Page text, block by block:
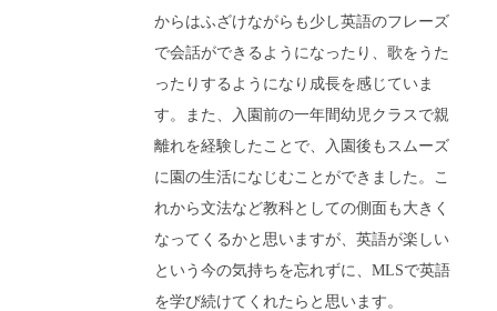
からはふざけながらも少し英語のフレーズ
で会話ができるようになったり、歌をうた
ったりするようになり成長を感じていま
す。また、入園前の一年間幼児クラスで親
離れを経験したことで、入園後もスムーズ
に園の生活になじむことができました。こ
れから文法など教科としての側面も大きく
なってくるかと思いますが、英語が楽しい
という今の気持ちを忘れずに、MLSで英語
を学び続けてくれたらと思います。